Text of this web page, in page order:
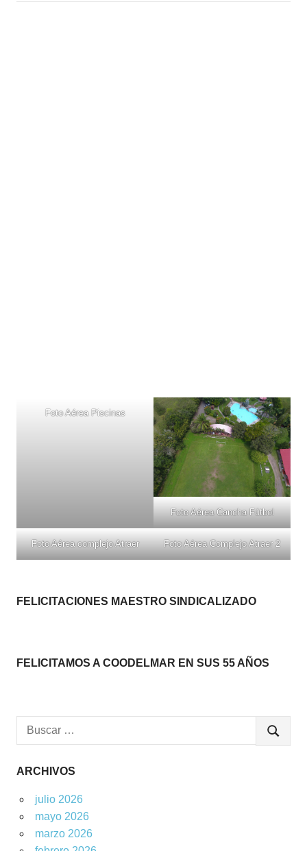
Foto Aérea Piscinas
Foto Aérea Cancha Fútbol
Foto Aérea complejo Atraer Foto Aérea Complejo Atraer 2
FELICITACIONES MAESTRO SINDICALIZADO
FELICITAMOS A COODELMAR EN SUS 55 AÑOS
Buscar:
BUSCAR
ARCHIVOS
julio 2026
mayo 2026
marzo 2026